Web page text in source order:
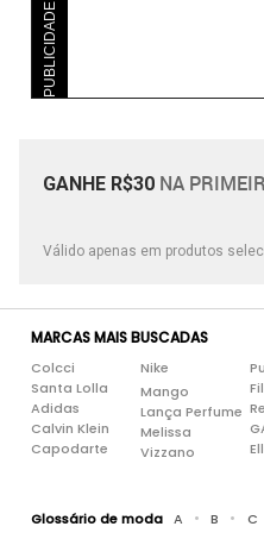
PUBLICIDADE
GANHE R$30 NA
Válido apenas em produtos
MARCAS MAIS BUSCADAS
Colcci
Santa Lolla
Adidas
Calvin Klein
Capodarte
Nike
Mango
Lança Perfume
Melissa
Vizzano
Glossário de moda A • B • C